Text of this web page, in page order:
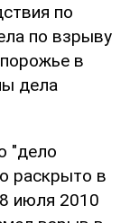
по
по взрыву
в
дела
"дело
раскрыто в
июля 2010